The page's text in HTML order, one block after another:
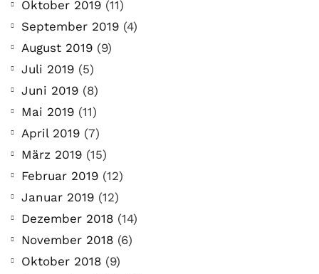
Oktober 2019 (11)
September 2019 (4)
August 2019 (9)
Juli 2019 (5)
Juni 2019 (8)
Mai 2019 (11)
April 2019 (7)
März 2019 (15)
Februar 2019 (12)
Januar 2019 (12)
Dezember 2018 (14)
November 2018 (6)
Oktober 2018 (9)